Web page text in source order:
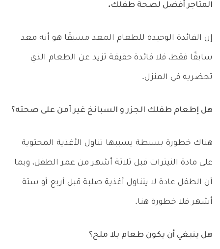
المتاجر أفضل لصحة طفلك.
إن الفائدة الوحيدة للطعام المعد مسبقًا هو أنه معد
سابقًا فقط، فلا فائدة حقيقة تزيد عن الطعام الذي
تحضريه في المنزل.
هل إطعام طفلك الجزر و السبانخ غير آمن على صحته؟
هناك خطورة بسيطة يسببها تناول الأغذية المحتوية
على مادة النيترات قبل ثلاثة أشهر من عمر الطفل، وبما
أن الطفل عادة لا يتناول أغذية صلبة قبل أربع أو ستة
أشهر فلا خطورة هنا.
هل ينبغي أن يكون طعام بلا ملح؟